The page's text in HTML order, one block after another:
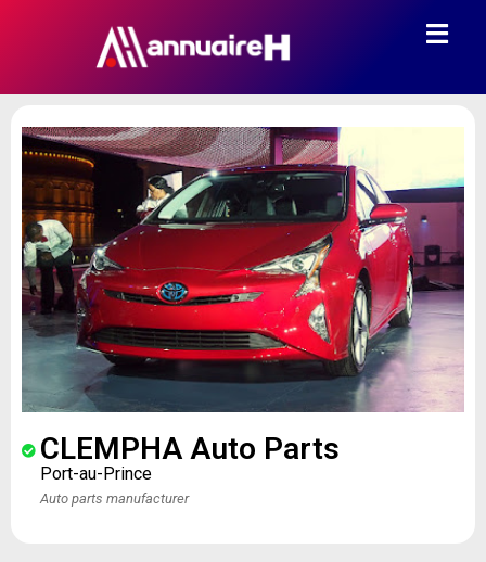
CLEMPHA Auto Parts
Port-au-Prince
Auto parts manufacturer